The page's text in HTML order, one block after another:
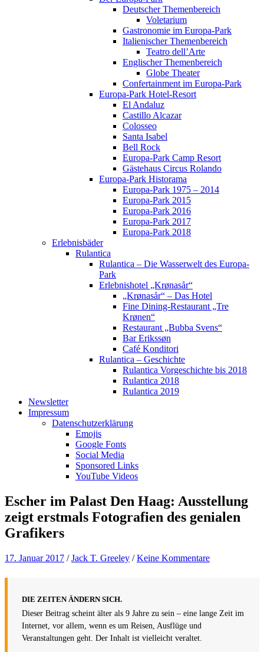
Deutscher Themenbereich
Voletarium
Gastronomie im Europa-Park
Italienischer Themenbereich
Teatro dell’Arte
Englischer Themenbereich
Globe Theater
Confertainment im Europa-Park
Europa-Park Hotel-Resort
El Andaluz
Castillo Alcazar
Colosseo
Santa Isabel
Bell Rock
Europa-Park Camp Resort
Gästehaus Circus Rolando
Europa-Park Historama
Europa-Park 1975 – 2014
Europa-Park 2015
Europa-Park 2016
Europa-Park 2017
Europa-Park 2018
Erlebnisbäder
Rulantica
Rulantica – Die Wasserwelt des Europa-
Park
Erlebnishotel „Krønasår“
„Krønasår“ – Das Hotel
Fine Dining-Restaurant „Tre
Krønen“
Restaurant „Bubba Svens“
Bar Erikssøn
Café Konditori
Rulantica – Geschichte
Rulantica Vorgeschichte bis 2018
Rulantica 2018
Rulantica 2019
Newsletter
Impressum
Datenschutzerklärung
Emojis
Google Fonts
Social Media
Sponsored Links
YouTube Videos
Escher im Palast Den Haag: Ausstellung
zeigt erstmals Fotografien des genialen
Grafikers
17. Januar 2017 /Jack T. Greeley /Keine Kommentare
DIE ZEITEN ÄNDERN SICH.
Dieser Beitrag scheint älter als 9 Jahre zu sein – eine lange Zeit im
Internet, vor allem, wenn es um Reisen, Ausflüge und
Veranstaltungen geht. Der Inhalt ist vielleicht veraltet.